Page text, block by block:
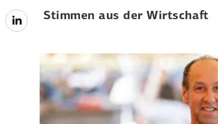
Stimmen aus der Wirtschaft